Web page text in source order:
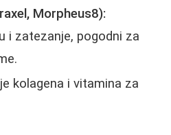
Morpheus8):
i zatezanje, pogodni za
kolagena i vitamina za